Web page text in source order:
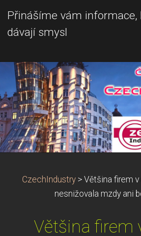
Přinášíme vám informace,
dávají smysl
CzechIndustry > Většina firem
nesnižovala mzdy ani
Většina firem